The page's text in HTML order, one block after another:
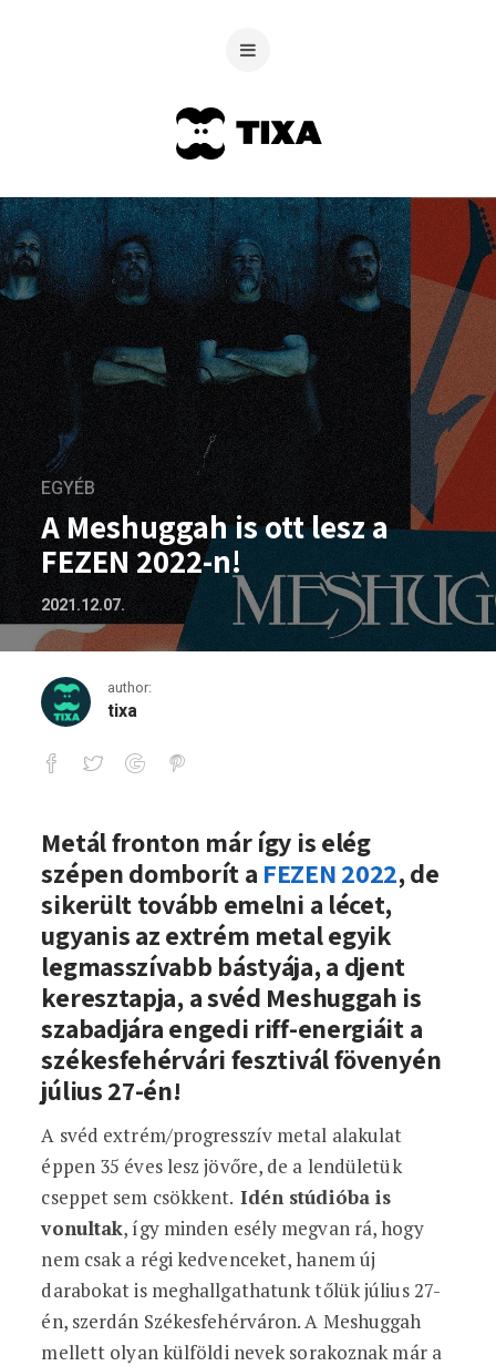
EGYÉB
A Meshuggah is ott lesz a
FEZEN 2022-n!
2021.12.07.
author:
tixa
A Meshuggah is ott lesz a FEZEN 2022-n!
Metál fronton már így is elég
szépen domborít a FEZEN 2022, de
sikerült tovább emelni a lécet,
ugyanis az extrém metal egyik
legmasszívabb bástyája, a djent
keresztapja, a svéd Meshuggah is
szabadjára engedi riff-energiáit a
székesfehérvári fesztivál fövenyén
július 27-én!
A svéd extrém/progresszív metal alakulat
éppen 35 éves lesz jövőre, de a lendületük
cseppet sem csökkent. Idén stúdióba is
vonultak, így minden esély megvan rá, hogy
nem csak a régi kedvenceket, hanem új
darabokat is meghallgathatunk tőlük július 27-
én, szerdán Székesfehérváron. A Meshuggah
mellett olyan külföldi nevek sorakoznak már a